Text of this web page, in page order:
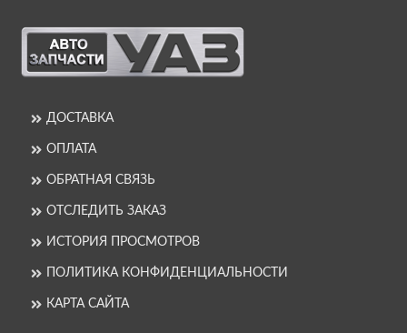
ДОСТАВКА
ОПЛАТА
ОБРАТНАЯ СВЯЗЬ
ОТСЛЕДИТЬ ЗАКАЗ
ИСТОРИЯ ПРОСМОТРОВ
ПОЛИТИКА КОНФИДЕНЦИАЛЬНОСТИ
КАРТА САЙТА